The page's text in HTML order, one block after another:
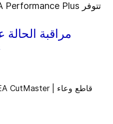
تتوفر GEA Performance Plus لـ GEA CutMaster.
مراقبة